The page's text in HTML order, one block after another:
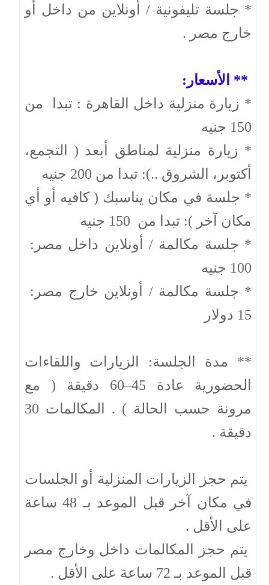
* جلسة تليفونية / أونلاين من داخل أو
خارج مصر .
** الأسعار:
* زيارة منزلية داخل القاهرة : تبدا من
150 جنيه
* زيارة منزلية لمناطق أبعد ( التجمع،
أكتوبر، الشروق ..): تبدا من 200 جنيه
* جلسة في مكان يناسبك ( كافيه أو أي
مكان آخر ): تبدا من 150 جنيه
* جلسة مكالمة / أونلاين داخل مصر:
100 جنيه
* جلسة مكالمة / أونلاين خارج مصر:
15 دولار
** مدة الجلسة: الزيارات واللقاءات
الحضورية عادة 45–60 دقيقة ( مع
مرونة حسب الحالة ) . المكالمات 30
دقيقة .
يتم حجز الزيارات المنزلية أو الجلسات
في مكان آخر قبل الموعد بـ 48 ساعة
على الأقل .
يتم حجز المكالمات داخل وخارج مصر
قبل الموعد بـ 72 ساعة على الأقل .